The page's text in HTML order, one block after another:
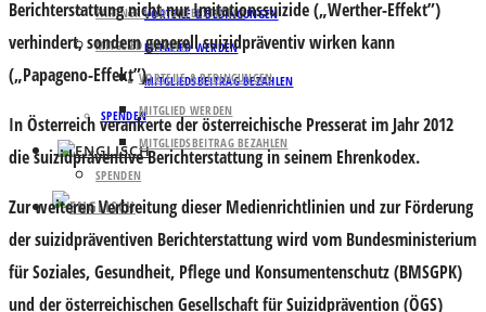
VORTEILE & BEDINGUNGEN
MITGLIED WERDEN
MITGLIEDSBEITRAG BEZAHLEN
SPENDEN
PARTNER UND UNTERSTÜTZER
MITGLIED WERDEN
VORTEILE & BEDINGUNGEN
MITGLIED WERDEN
MITGLIEDSBEITRAG BEZAHLEN
SPENDEN
Berichterstattung nicht nur Imitationssuizide („Werther-Effekt”)
verhindert, sondern generell suizidpräventiv wirken kann
(„Papageno-Effekt”).
In Österreich verankerte der österreichische Presserat im Jahr 2012
die suizidpräventive Berichterstattung in seinem Ehrenkodex.
Zur weiteren Verbreitung dieser Medienrichtlinien und zur Förderung
der suizidpräventiven Berichterstattung wird vom Bundesministerium
für Soziales, Gesundheit, Pflege und Konsumentenschutz (BMSGPK)
und der österreichischen Gesellschaft für Suizidprävention (ÖGS)